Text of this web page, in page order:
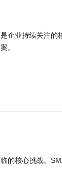
企业持续关注
。
的核心挑战。